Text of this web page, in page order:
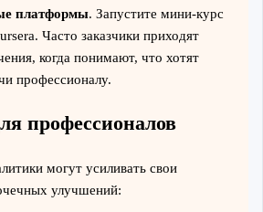
платформы. Запустите мини-курс
Часто заказчики приходят
когда понимают, что хотят
профессионалу.
профессионалов
могут усиливать свои
улучшений: